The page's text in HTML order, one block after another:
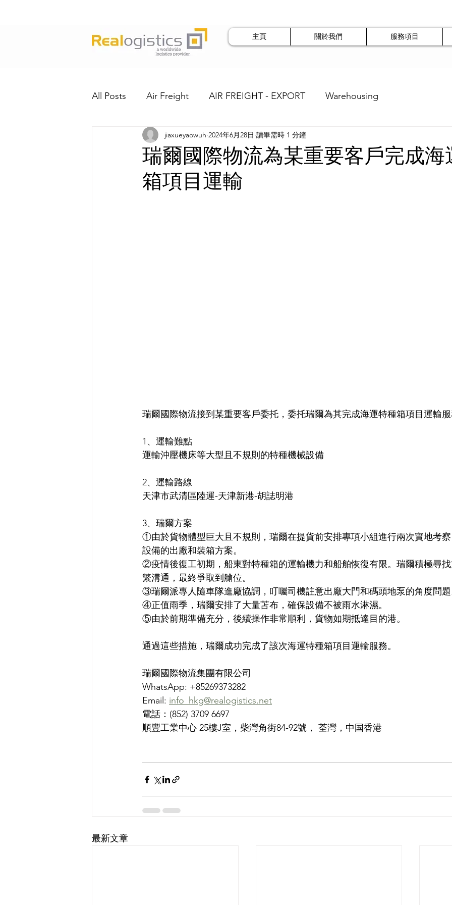
主頁 關於我們 服務項目
All Posts Air Freight AIR FREIGHT - EXPORT Warehousing
瑞爾國際物流為某重要客戶完成海
箱項目運輸
jiaxueyaowuh 2024年6月28日 讀畢需時 1 分鐘
瑞爾國際物流接到某重要客戶委托，委托瑞爾為其完成海運特種箱項目運輸
1、運輸難點
運輸沖壓機床等大型且不規則的特種機械設備
2、運輸路線
天津市武清區陸運-天津新港-胡誌明港
3、瑞爾方案
①由於貨物體型巨大且不規則，瑞爾在提貨前安排專項小組進行兩次實地考
設備的出廠和裝箱方案。
②疫情後復工初期，船東對特種箱的運輸機力和船舶恢復有限。瑞爾積極尋
繁溝通，最終爭取到艙位。
③瑞爾派專人隨車隊進廠協調，叮囑司機註意出廠大門和碼頭地泵的角度問
④正值雨季，瑞爾安排了大量苫布，確保設備不被雨水淋濕。
⑤由於前期準備充分，後續操作非常順利，貨物如期抵達目的港。
通過這些措施，瑞爾成功完成了該次海運特種箱項目運輸服務。
瑞爾國際物流集團有限公司
WhatsApp: +85269373282
Email: info_hkg@realogistics.net
電話：(852) 3709 6697
順豐工業中心 25樓J室，柴灣角街84-92號， 荃灣，中国香港
最新文章